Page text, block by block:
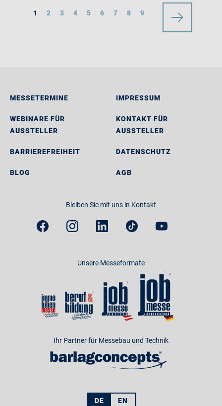
1 2 3 4 5 6 7 8 9
MESSETERMINE
WEBINARE FÜR
AUSSTELLER
BARRIEREFREIHEIT
BLOG
IMPRESSUM
KONTAKT FÜR
AUSSTELLER
DATENSCHUTZ
AGB
Bleiben Sie mit uns in Kontakt
Unsere Messeformate
Ihr Partner für Messebau und Technik
DE EN